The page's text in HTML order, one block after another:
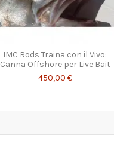
IMC Rods Traina con il Vivo:
Canna Offshore per Live Bait
450,00 €